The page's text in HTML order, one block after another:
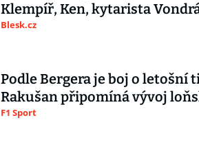
Klempíř, Ken, kytarista
Blesk.cz
Podle Bergera je boj o letošní
Rakušan připomíná vývoj
F1 Sport